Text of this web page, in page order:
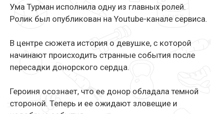
Ума Турман исполнила одну из главных ролей.
Ролик был опубликован на Youtube-канале сервиса.
В центре сюжета история о девушке, с которой
начинают происходить странные события после
пересадки донорского сердца.
Героиня осознает, что ее донор обладала темной
стороной. Теперь и ее ожидают зловещие и